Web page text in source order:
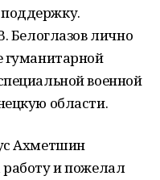
Белоглазов лично
гуманитарной
военной
области.
Ахметшин
работу и пожелал